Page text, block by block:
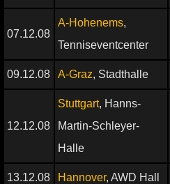
07.12.08
A-Hohenems,
Tenniseventcenter
09.12.08 A-Graz, Stadthalle
12.12.08
Stuttgart, Hanns-
Martin-Schleyer-
Halle
13.12.08 Hannover, AWD Hall